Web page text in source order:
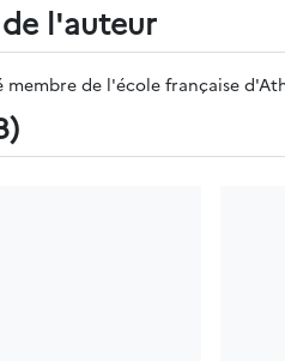
l'auteur
membre de l'école française